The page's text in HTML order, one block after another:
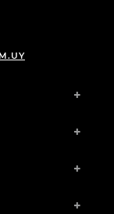
+
+
+
+